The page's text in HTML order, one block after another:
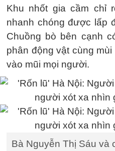
Khu nhốt gia cầm chỉ
nhanh chóng được lấp
Chuồng bò bên cạnh
phân động vật cùng
vào mũi mọi người.
Bà Nguyễn Thị Sáu và